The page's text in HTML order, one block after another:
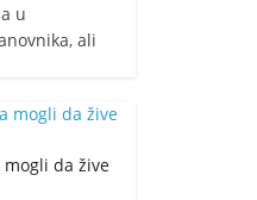
u
ali
da žive